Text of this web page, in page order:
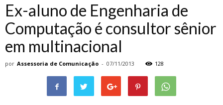
Ex-aluno de Engenharia de
Computação é consultor sênior
em multinacional
por Assessoria de Comunicação - 07/11/2013 128